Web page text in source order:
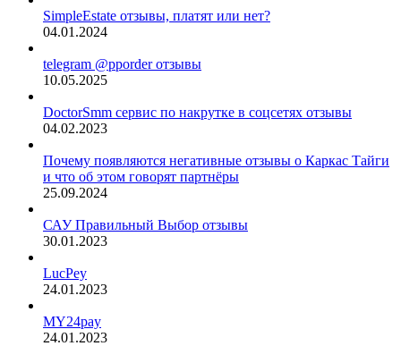
SimpleEstate отзывы, платят или нет?
04.01.2024
telegram @pporder отзывы
10.05.2025
DoctorSmm сервис по накрутке в соцсетях отзывы
04.02.2023
Почему появляются негативные отзывы о Каркас Тайги
и что об этом говорят партнёры
25.09.2024
САУ Правильный Выбор отзывы
30.01.2023
LucPey
24.01.2023
MY24pay
24.01.2023